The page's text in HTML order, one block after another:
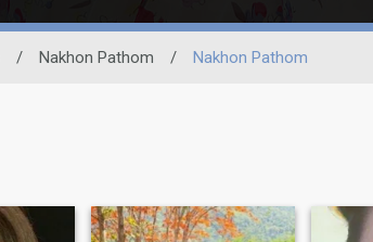
/ Nakhon Pathom / Nakhon Pathom